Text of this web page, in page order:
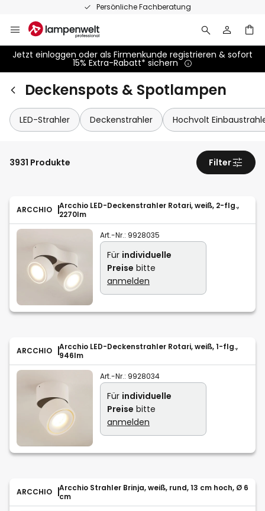
Persönliche Fachberatung
Inhalt
springen
Jetzt einloggen oder als Firmenkunde registrieren & sofort
15% Extra-Rabatt* sichern
Deckenspots & Spotlampen
LED-Strahler Deckenstrahler Hochvolt
ARCCHIO
Arcchio LED-Deckenstrahler Rotari, weiß, 2-flg.,
2270lm
Art.-Nr.: 9928035
Für individuelle
Preise bitte
anmelden
ARCCHIO
Arcchio LED-Deckenstrahler Rotari, weiß, 1-flg.,
946lm
Art.-Nr.: 9928034
Für individuelle
Preise bitte
anmelden
ARCCHIO
Arcchio Strahler Brinja, weiß, rund, 13 cm hoch, Ø 6
cm
3931 Produkte Filter